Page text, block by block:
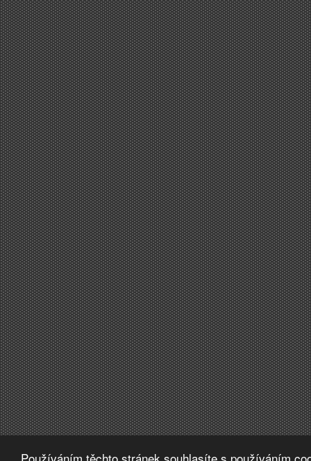
Používáním těchto stránek souhlasíte s používáním